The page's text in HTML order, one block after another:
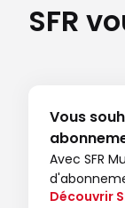
SFR
Vous
Avec SFR
Découvrir